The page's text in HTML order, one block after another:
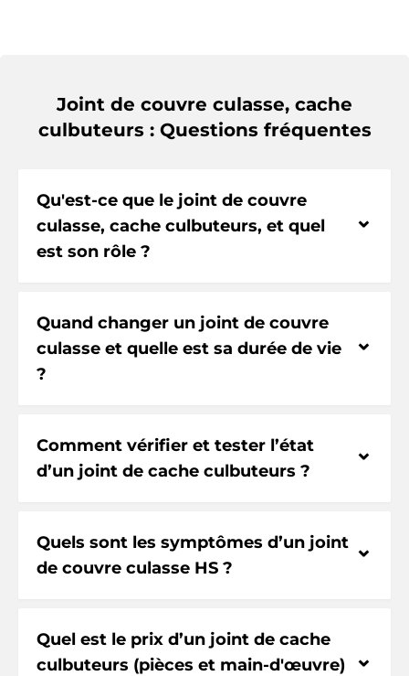
Joint de couvre culasse, cache
culbuteurs : Questions fréquentes
Qu'est-ce que le joint de couvre
culasse, cache culbuteurs, et quel
est son rôle ?
⌃
Quand changer un joint de couvre
culasse et quelle est sa durée de vie
?
⌃
Comment vérifier et tester l’état
d’un joint de cache culbuteurs ?
⌃
Quels sont les symptômes d’un joint
de couvre culasse HS ?
⌃
Quel est le prix d’un joint de cache
culbuteurs (pièces et main-d'œuvre)
⌃